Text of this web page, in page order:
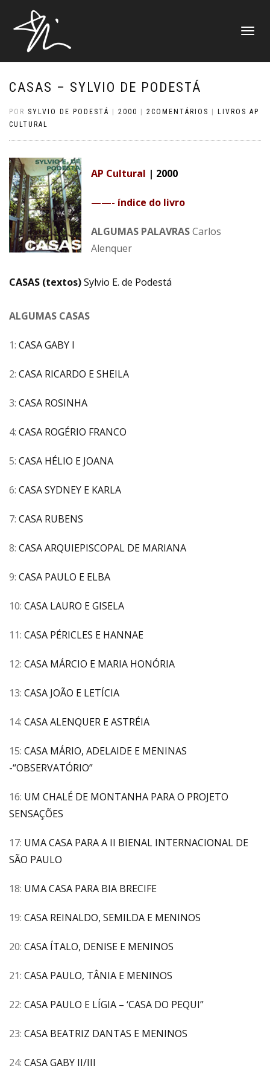
ALTERNAR
CASAS – SYLVIO DE PODESTÁ
POR SYLVIO DE PODESTÁ 2000 2COMENTÁRIOS
LIVROS AP
CULTURAL
AP Cultural | 2000
——- índice do livro
ALGUMAS PALAVRASCarlos
Alenquer
CASAS (textos)Sylvio E. de Podestá
ALGUMAS CASAS
1: CASA GABY I
2: CASA RICARDO E SHEILA
3: CASA ROSINHA
4: CASA ROGÉRIO FRANCO
5: CASA HÉLIO E JOANA
6: CASA SYDNEY E KARLA
7: CASA RUBENS
8: CASA ARQUIEPISCOPAL DE MARIANA
9: CASA PAULO E ELBA
10: CASA LAURO E GISELA
11: CASA PÉRICLES E HANNAE
12: CASA MÁRCIO E MARIA HONÓRIA
13: CASA JOÃO E LETÍCIA
14: CASA ALENQUER E ASTRÉIA
15: CASA MÁRIO, ADELAIDE E MENINAS
-“OBSERVATÓRIO”
16: UM CHALÉ DE MONTANHA PARA O PROJETO
SENSAÇÕES
17: UMA CASA PARA A II BIENAL INTERNACIONAL DE
SÃO PAULO
18: UMA CASA PARA BIA BRECIFE
19: CASA REINALDO, SEMILDA E MENINOS
20: CASA ÍTALO, DENISE E MENINOS
21: CASA PAULO, TÂNIA E MENINOS
22: CASA PAULO E LÍGIA – ‘CASA DO PEQUI”
23: CASA BEATRIZ DANTAS E MENINOS
24: CASA GABY II/III